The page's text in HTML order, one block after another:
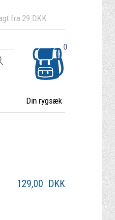
DKK
Din rygsæk
0
129,00 DKK